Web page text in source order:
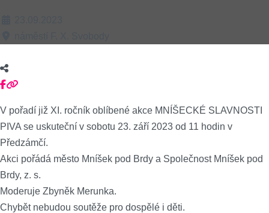
V pořadí již XI. ročník oblíbené akce MNÍŠECKÉ SLAVNOSTI
PIVA se uskuteční v sobotu 23. září 2023 od 11 hodin v
Předzámčí.
Akci pořádá město Mníšek pod Brdy a Společnost Mníšek pod
Brdy, z. s.
Moderuje Zbyněk Merunka.
Chybět nebudou soutěže pro dospělé i děti.